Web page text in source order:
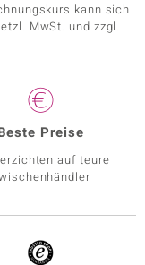
kann sich
MwSt. und zzgl.
Preise
auf teure